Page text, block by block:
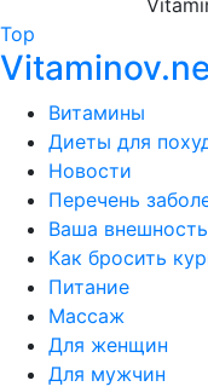
Top
Витамины
Диеты для
Новости
Перечень
Ваша внешность
Как бросить
Питание
Массаж
Для женщин
Для мужчин